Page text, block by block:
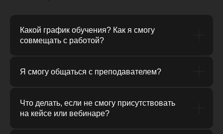
Какой график обучения? Как я смогу
совмещать с работой?
Я смогу общаться с преподавателем?
Что делать, если не смогу присутствовать
на кейсе или вебинаре?